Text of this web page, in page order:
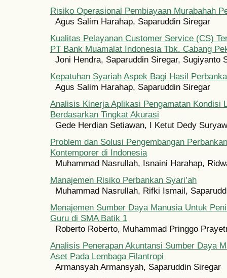
Risiko Operasional Pembiayaan Murabahah
Agus Salim Harahap, Saparuddin Siregar
Kualitas Pelayanan Customer Service (CS)
PT Bank Muamalat Indonesia Tbk. Cabang
Joni Hendra, Saparuddin Siregar, Sugiyanto
Kepatuhan Syariah Aspek Bagi Hasil
Agus Salim Harahap, Saparuddin Siregar
Analisis Kinerja Aplikasi Pengamatan Kondisi
Berdasarkan Tingkat Akurasi
Gede Herdian Setiawan, I Ketut Dedy
Problem dan Solusi Pengembangan
Kontemporer di Indonesia
Muhammad Nasrullah, Isnaini Harahap,
Manajemen Risiko Perbankan Syari’ah
Muhammad Nasrullah, Rifki Ismail,
Menajemen Sumber Daya Manusia Untuk
Guru di SMA Batik 1
Roberto Roberto, Muhammad Pringgo
Analisis Penerapan Akuntansi Sumber Daya
Aset Pada Lembaga Filantropi
Armansyah Armansyah, Saparuddin Siregar